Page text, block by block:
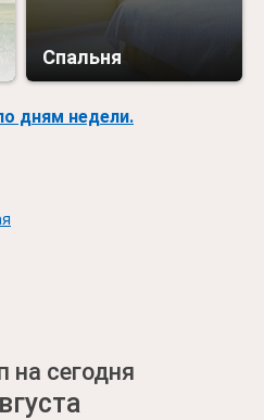
Спальня
дням недели.
на сегодня